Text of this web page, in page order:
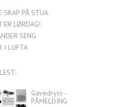
SKAP PÅ STUA
ER LØRDAG!
SENG
I LUFTA
Gavedryss -
PÅMELDING